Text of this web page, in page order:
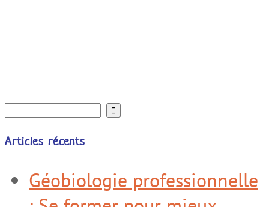
Rechercher :
Articles récents
Géobiologie professionnelle